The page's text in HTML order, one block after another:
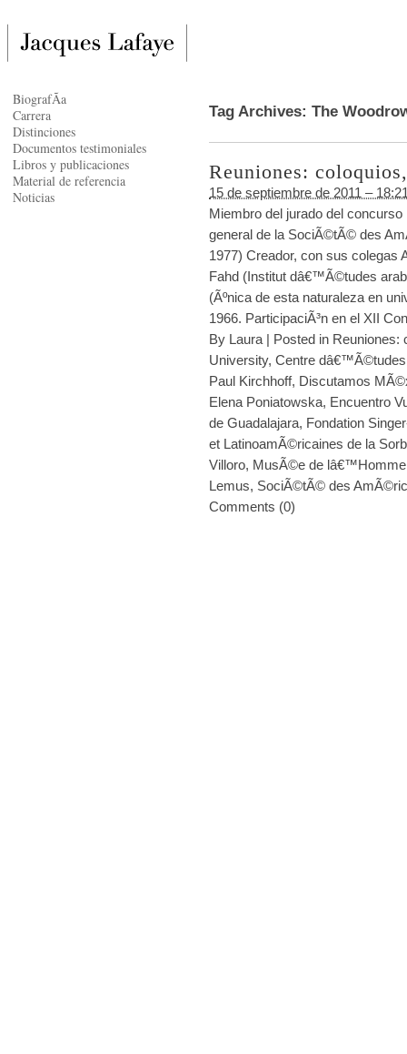
Tag Archives: The
Reuniones:
15 de septiembre de 2011 –
Miembro del jurado del
general de la SociÃ©tÃ© des
1977) Creador, con sus
Fahd (Institut dâ€™Ã©tudes
(Ãºnica de esta naturaleza en
1966. ParticipaciÃ³n en el XII
By Laura | Posted in Reuniones:
University, Centre
Paul Kirchhoff, Discutamos
Elena Poniatowska, Encuentro
de Guadalajara, Fondation
et LatinoamÃ©ricaines de la
Villoro, MusÃ©e de lâ€™Homme
Lemus, SociÃ©tÃ© des
Comments (0)
BiografÃ­a
Carrera
Distinciones
Documentos testimoniales
Libros y publicaciones
Material de referencia
Noticias